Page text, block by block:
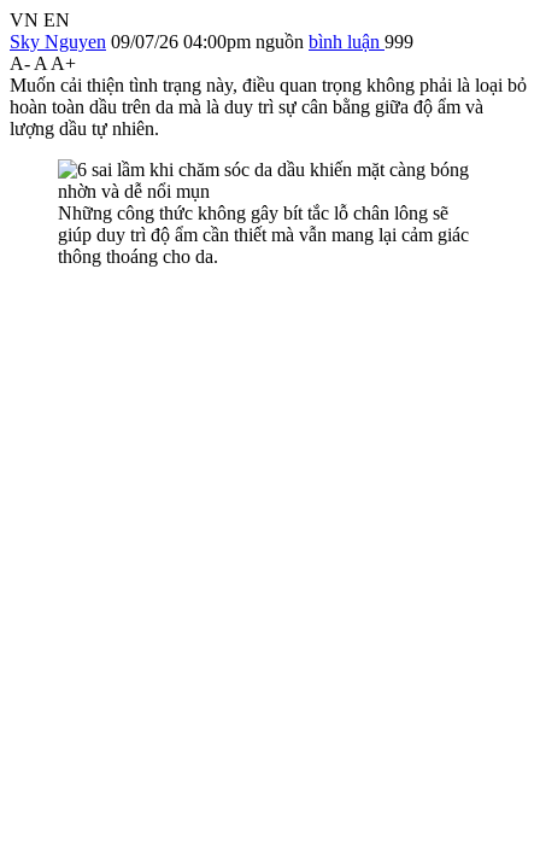
VN EN
Sky Nguyen 09/07/26 04:00pm nguồn bình luận 999
A- A A+
Muốn cải thiện tình trạng này, điều quan trọng không phải là loại bỏ
hoàn toàn dầu trên da mà là duy trì sự cân bằng giữa độ ẩm và
lượng dầu tự nhiên.
Những công thức không gây bít tắc lỗ chân lông sẽ
giúp duy trì độ ẩm cần thiết mà vẫn mang lại cảm giác
thông thoáng cho da.